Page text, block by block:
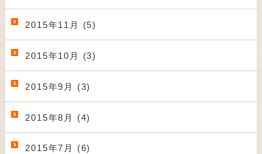
2015年11月 (5)
2015年10月 (3)
2015年9月 (3)
2015年8月 (4)
2015年7月 (6)